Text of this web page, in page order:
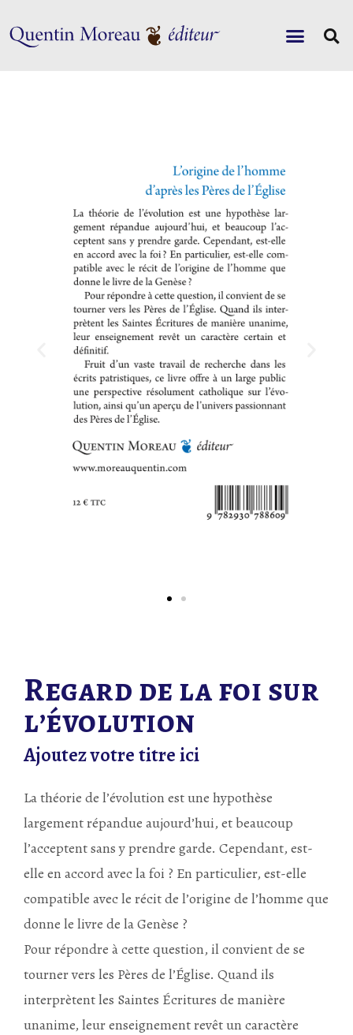
Regard de la foi sur
l’évolution
Ajoutez votre titre ici
La théorie de l’évolution est une hypothèse
largement répandue aujourd’hui, et beaucoup
l’acceptent sans y prendre garde. Cependant, est-
elle en accord avec la foi ? En particulier, est-elle
compatible avec le récit de l’origine de l’homme que
donne le livre de la Genèse ?
Pour répondre à cette question, il convient de se
tourner vers les Pères de l’Église. Quand ils
interprètent les Saintes Écritures de manière
unanime, leur enseignement revêt un caractère